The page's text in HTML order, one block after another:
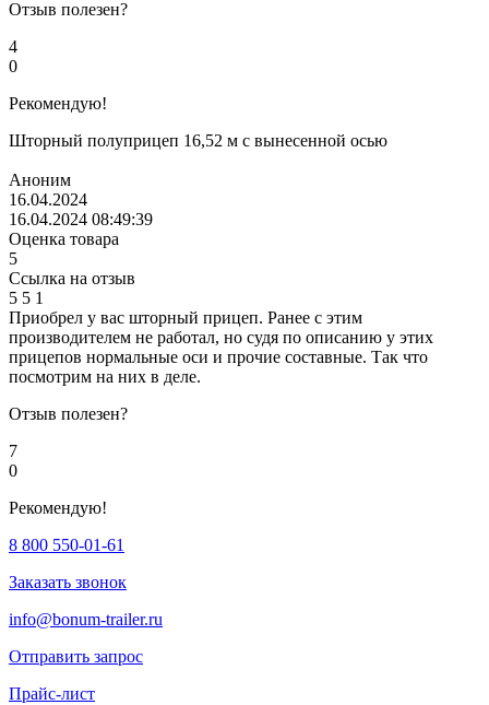
Отзыв полезен?
4
0
Рекомендую!
Шторный полуприцеп 16,52 м с вынесенной осью
Аноним
16.04.2024
16.04.2024 08:49:39
Оценка товара
5
Ссылка на отзыв
5 5 1
Приобрел у вас шторный прицеп. Ранее с этим
производителем не работал, но судя по описанию у этих
прицепов нормальные оси и прочие составные. Так что
посмотрим на них в деле.
Отзыв полезен?
7
0
Рекомендую!
8 800 550-01-61
Заказать звонок
info@bonum-trailer.ru
Отправить запрос
Прайс-лист